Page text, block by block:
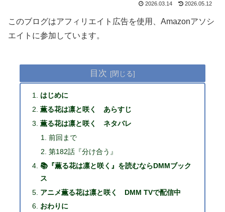
2026.03.14 2026.05.12
このブログはアフィリエイト広告を使用、Amazonアソシ
エイトに参加しています。
目次
はじめに
薫る花は凛と咲く あらすじ
薫る花は凛と咲く ネタバレ
前回まで
第182話『分け合う』
📚『薫る花は凛と咲く』を読むならDMMブック
ス
アニメ薫る花は凛と咲く DMM TVで配信中
おわりに